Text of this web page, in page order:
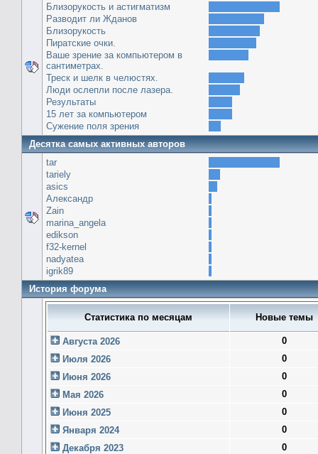
Близорукость и астигматизм
Разводит ли Жданов
Близорукость
Пиратские очки.
Ваше зрение за компьютером в
сантиметрах.
Треск и шелк в челюстях.
Люди ослепли после лазера.
Результаты
15 лет за компьютером
Сужение поля зрения
Десятка самых активных авторов
tar
tariely
asics
Александр
Zain
marina_angela
edikson
f32-kernel
nadyatea
igrik89
История форума
Статистика по месяцам Новые темы
Августа 2026
0
Июля 2026
0
Июня 2026
0
Мая 2026
0
Июня 2025
0
Января 2024
0
Декабря 2023
0